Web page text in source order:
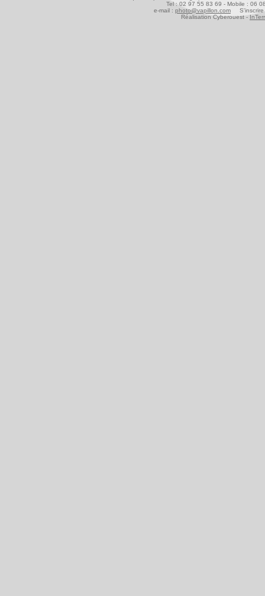
Tel : 02 97 55 83 69 - Mobile : 06
e-mail : photo@vapillon.com S'inscrire
Réalisation Cyberouest -